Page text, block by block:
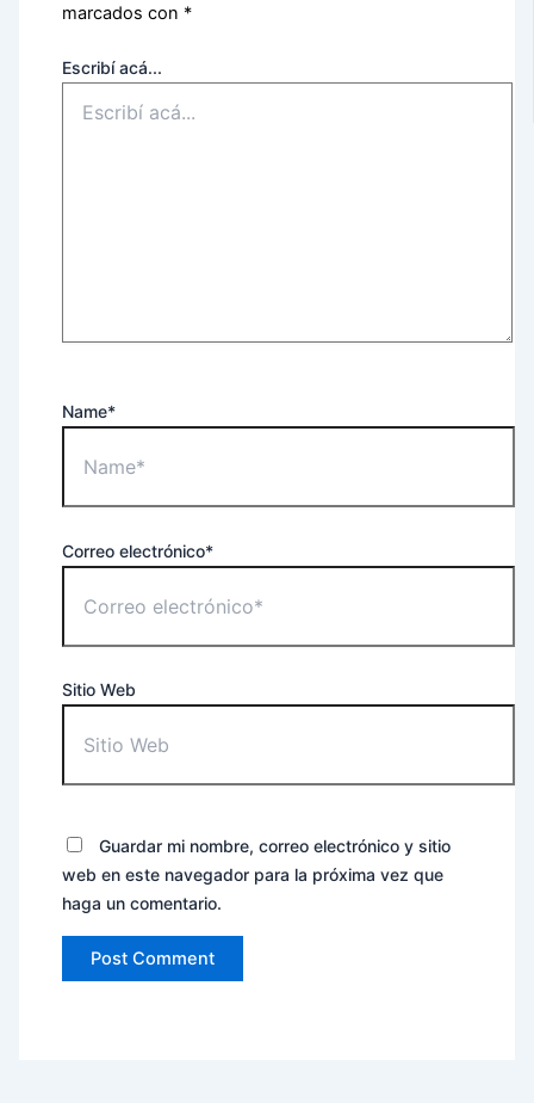
marcados con *
Escribí acá...
Name*
Correo electrónico*
Sitio Web
Guardar mi nombre, correo electrónico y sitio
web en este navegador para la próxima vez que
haga un comentario.